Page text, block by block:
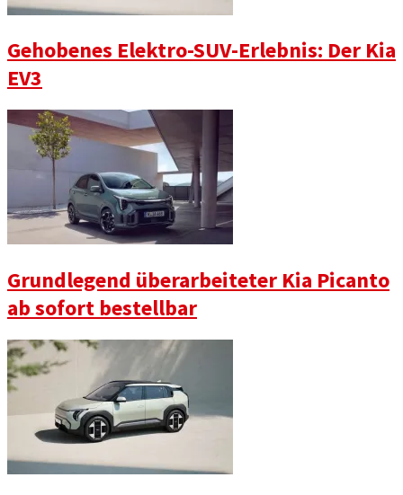
Gehobenes Elektro-SUV-Erlebnis: Der Kia
EV3
Grundlegend überarbeiteter Kia Picanto
ab sofort bestellbar